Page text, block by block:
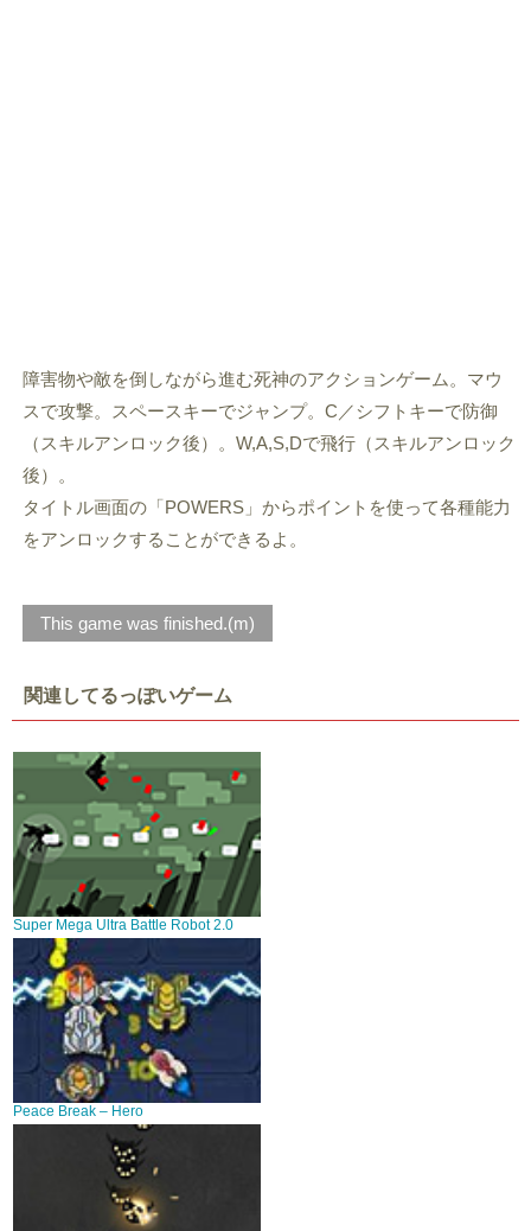
障害物や敵を倒しながら進む死神のアクションゲーム。マウ
スで攻撃。スペースキーでジャンプ。C／シフトキーで防御
（スキルアンロック後）。W,A,S,Dで飛行（スキルアンロック
後）。
タイトル画面の「POWERS」からポイントを使って各種能力
をアンロックすることができるよ。
This game was finished.(m)
関連してるっぽいゲーム
Super Mega Ultra Battle Robot 2.0
Peace Break – Hero